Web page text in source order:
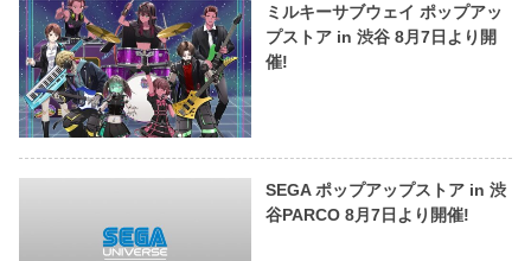
ミルキーサブウェイ ポップアッ
プストア in 渋谷 8月7日より開
催!
SEGA ポップアップストア in 渋
谷PARCO 8月7日より開催!